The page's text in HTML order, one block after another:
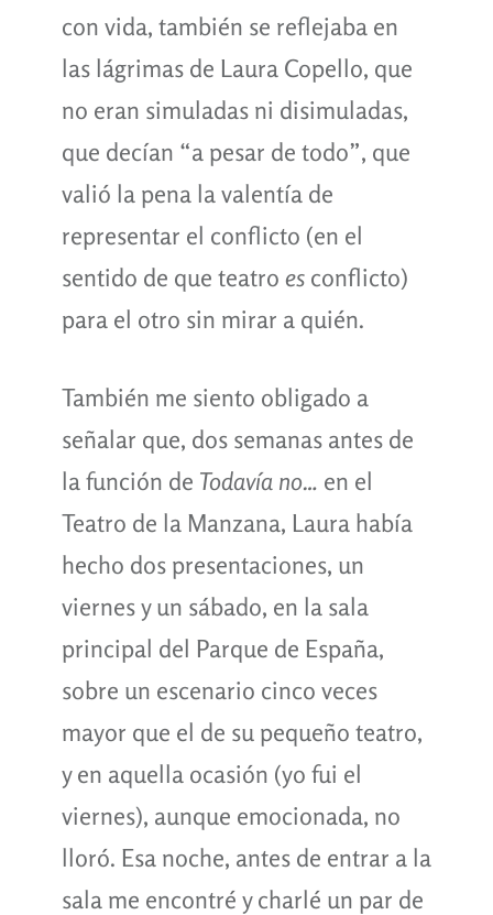
con vida, también se reflejaba en
las lágrimas de Laura Copello, que
no eran simuladas ni disimuladas,
que decían “a pesar de todo”, que
valió la pena la valentía de
representar el conflicto (en el
sentido de que teatro esconflicto)
para el otro sin mirar a quién.
También me siento obligado a
señalar que, dos semanas antes de
la función de Todavía no… en el
Teatro de la Manzana, Laura había
hecho dos presentaciones, un
viernes y un sábado, en la sala
principal del Parque de España,
sobre un escenario cinco veces
mayor que el de su pequeño teatro,
y en aquella ocasión (yo fui el
viernes), aunque emocionada, no
lloró. Esa noche, antes de entrar a la
sala me encontré y charlé un par de